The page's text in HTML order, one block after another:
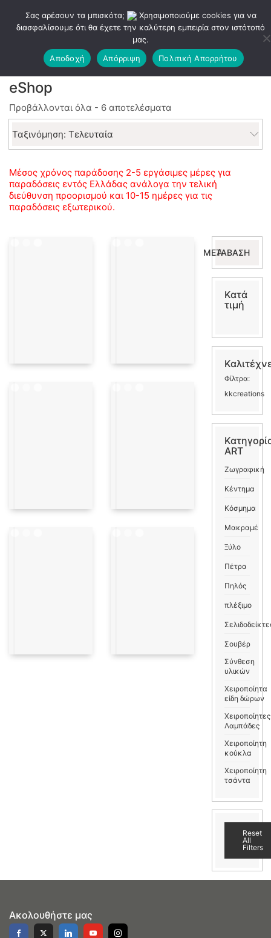
eShop
Προβάλλονται όλα - 6 αποτελέσματα
by
Ταξινόμηση: Τελευταία
Μέσος χρόνος παράδοσης 2-5 εργάσιμες μέρες για
παραδόσεις εντός Ελλάδας ανάλογα την τελική
διεύθυνση προορισμού και 10-15 ημέρες για τις
παραδόσεις εξωτερικού.
για:
ΜΕΤΆΒΑΣΗ
Κατά
τιμή
Φίλτρα:
kkcreations
ART
Ζωγραφική
Κέντημα
Κόσμημα
Μακραμέ
Ξύλο
Πέτρα
Πηλός
πλέξιμο
Σουβέρ
Σύνθεση
υλικών
Χειροποίητα
είδη δώρων
Χειροποίητες
Λαμπάδες
Χειροποίητη
κούκλα
Χειροποίητη
τσάντα
Reset
All
Filters
Ακολουθήστε μας
Σας αρέσουν τα μπισκότα;
Χρησιμοποιούμε cookies για να
διασφαλίσουμε ότι θα έχετε την καλύτερη εμπειρία στον ιστότοπό
μας.
Αποδοχή
Απόρριψη Πολιτική Απορρήτου